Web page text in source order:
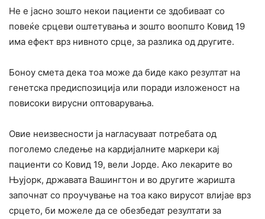
Не е јасно зошто некои пациенти се здобиваат со
повеќе срцеви оштетувања и зошто воопшто Ковид 19
има ефект врз нивното срце, за разлика од другите.
Боноу смета дека тоа може да биде како резултат на
генетска предиспозиција или поради изложеност на
повисоки вирусни оптоварувања.
Овие неизвесности ја нагласуваат потребата од
поголемо следење на кардијалните маркери кај
пациенти со Ковид 19, вели Јорде. Ако лекарите во
Њујорк, државата Вашингтон и во другите жаришта
започнат со проучување на тоа како вирусот влијае врз
срцето, би можеле да се обезбедат резултати за